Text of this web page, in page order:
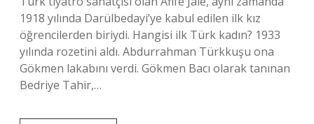
1918 yılında Darülbedayi’ye kabul edilen ilk kız
öğrencilerden biriydi. Hangisi ilk Türk kadın? 1933
yılında rozetini aldı. Abdurrahman Türkkuşu ona
Gökmen lakabını verdi. Gökmen Bacı olarak tanınan
Bedriye Tahir,…